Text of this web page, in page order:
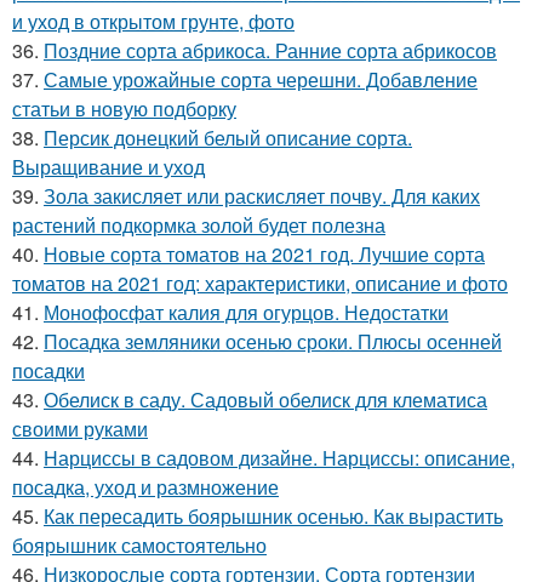
и уход в открытом грунте, фото
36. Поздние сорта абрикоса. Ранние сорта абрикосов
37. Самые урожайные сорта черешни. Добавление
статьи в новую подборку
38. Персик донецкий белый описание сорта.
Выращивание и уход
39. Зола закисляет или раскисляет почву. Для каких
растений подкормка золой будет полезна
40. Новые сорта томатов на 2021 год. Лучшие сорта
томатов на 2021 год: характеристики, описание и фото
41. Монофосфат калия для огурцов. Недостатки
42. Посадка земляники осенью сроки. Плюсы осенней
посадки
43. Обелиск в саду. Садовый обелиск для клематиса
своими руками
44. Нарциссы в садовом дизайне. Нарциссы: описание,
посадка, уход и размножение
45. Как пересадить боярышник осенью. Как вырастить
боярышник самостоятельно
46. Низкорослые сорта гортензии. Сорта гортензии